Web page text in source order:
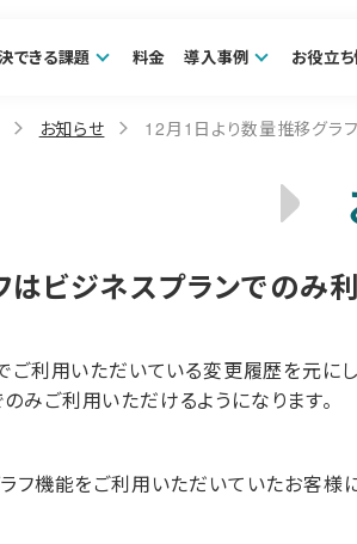
できる課題 料金 導入事例 お役立
お知らせ 12月1日より数量推移グラ
ビジネスプランでのみ
ご利用いただいている変更履歴を元に
ご利用いただけるようになります。
フ機能をご利用いただいていたお客様